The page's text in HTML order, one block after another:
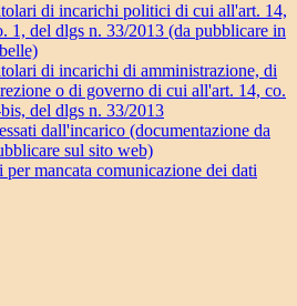
di incarichi politici di cui all'art. 14,
1, del dlgs n. 33/2013 (da pubblicare in
di incarichi di amministrazione, di
o di governo di cui all'art. 14, co.
del dlgs n. 33/2013
dall'incarico (documentazione da
sul sito web)
per mancata comunicazione dei dati